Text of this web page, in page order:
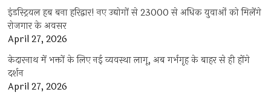
इंडस्ट्रियल हब बना हरिद्वार! नए उद्योगों से 23000 से अधिक युवाओं को मिलेंगे
रोजगार के अवसर
April 27, 2026
केदारनाथ में भक्तों के लिए नई व्यवस्था लागू, अब गर्भगृह के बाहर से ही होंगे
दर्शन
April 27, 2026